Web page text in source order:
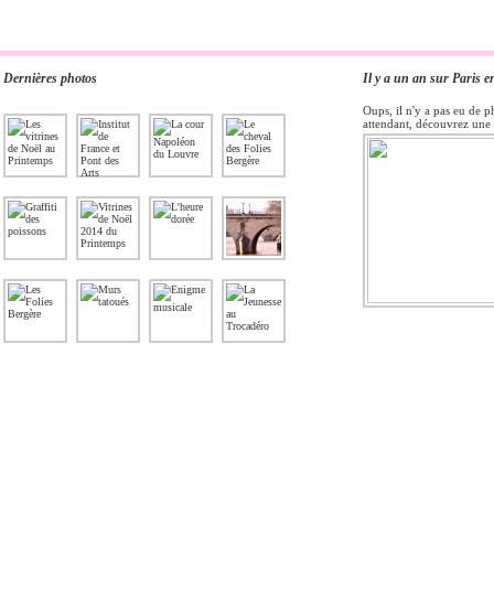
Dernières photos Il y a un an sur Paris
Oups, il n'y a pas eu de
attendant, découvrez